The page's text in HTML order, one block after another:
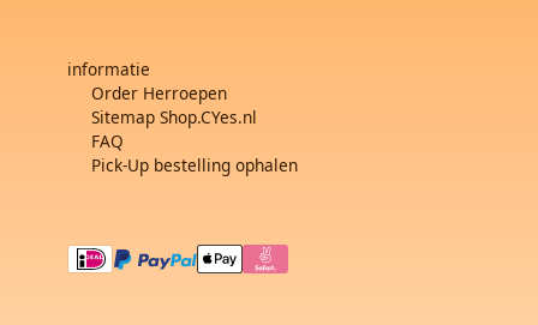
informatie
Order Herroepen
Sitemap Shop.CYes.nl
FAQ
Pick-Up bestelling ophalen